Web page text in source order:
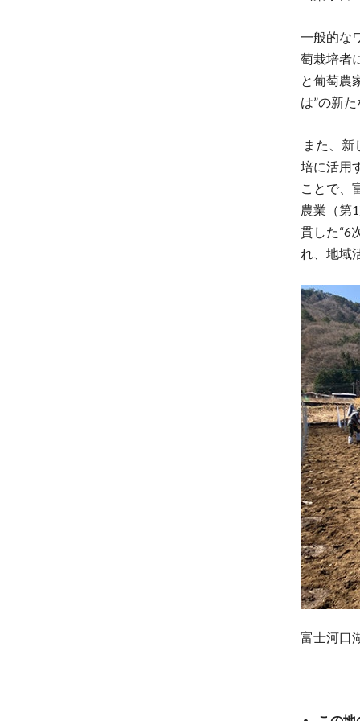
一般的な
萄栽培者
と葡萄農
は”の新
また、
培に活用
ことで、
農業（第
貫した“6
れ、地域
富士河口